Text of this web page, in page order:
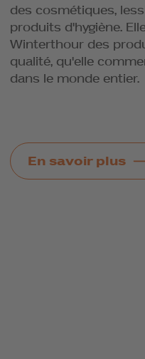
des cosmétiques,
produits d'hygiène.
Winterthour des
qualité, qu'elle
dans le monde entier.
En savoir plus